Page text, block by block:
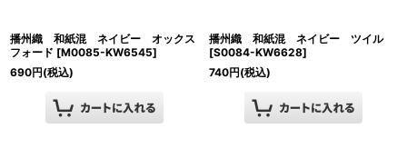
播州織 和紙混 ネイビー オックス
フォード [M0085-KW6545]
690円(税込)
播州織 和紙混 ネイビー ツイル
[S0084-KW6628]
740円(税込)